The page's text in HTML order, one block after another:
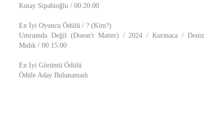
Kutay Sipahioğlu / 00:20:00
En İyi Oyuncu Ödülü / ? (Kim?)
Umrumda Değil (Doesn't Matter) / 2024 / Kurmaca / Deniz
Mıdık / 00:15:00
En İyi Görüntü Ödülü
Ödüle Aday Bulunamadı